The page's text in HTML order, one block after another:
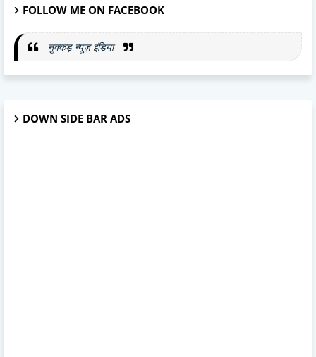
FOLLOW ME ON FACEBOOK
नुक्कड़ न्यूज़ इंडिया
DOWN SIDE BAR ADS